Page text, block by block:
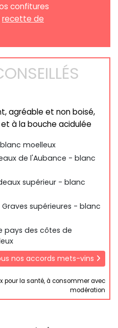
confitures
recette de
agréable et non boisé,
à la bouche acidulée
moelleux
de l'Aubance - blanc
supérieur - blanc
Graves supérieures - blanc
pays des côtes de
nos accords mets-vins
pour la santé, à consommer avec
modération